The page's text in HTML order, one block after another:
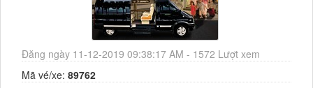
Đăng ngày 11-12-2019 09:38:17 AM - 1572 Lượt xem
Mã vé/xe: 89762